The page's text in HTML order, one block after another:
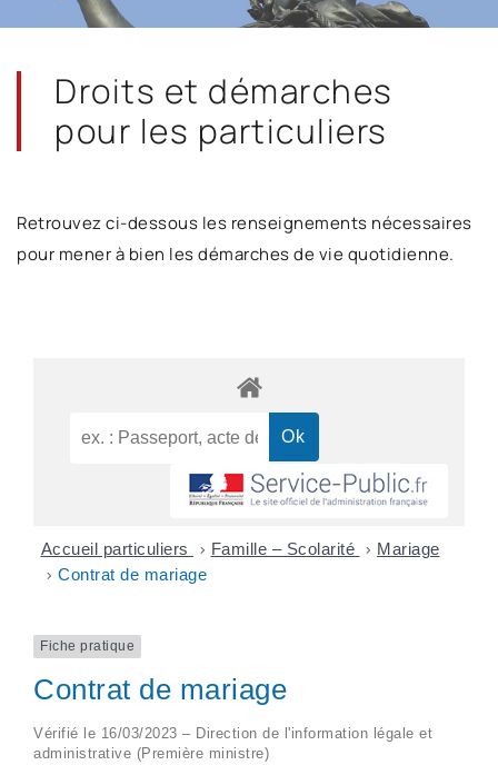
Droits et démarches
pour les particuliers
Retrouvez ci-dessous les renseignements nécessaires
pour mener à bien les démarches de vie quotidienne.
Accueil particuliers > Famille – Scolarité > Mariage
> Contrat de mariage
Fiche pratique
Contrat de mariage
Vérifié le 16/03/2023 – Direction de l'information légale et
administrative (Première ministre)